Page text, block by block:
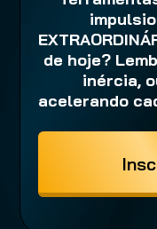
de hoje?
inércia,
acelerando